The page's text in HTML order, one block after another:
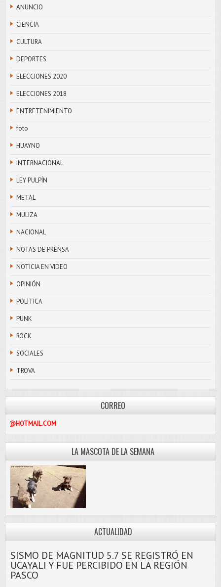
ANUNCIO
CIENCIA
CULTURA
DEPORTES
ELECCIONES 2020
ELECCIONES 2018
ENTRETENIMIENTO
foto
HUAYNO
INTERNACIONAL
LEY PULPÍN
METAL
MULIZA
NACIONAL
NOTAS DE PRENSA
NOTICIA EN VIDEO
OPINIÓN
POLÍTICA
PUNK
ROCK
SOCIALES
TROVA
CORREO
PASCOLIBRE@HOTMAIL.COM
LA MASCOTA DE LA SEMANA
ACTUALIDAD
SISMO DE MAGNITUD 5.7 SE REGISTRÓ EN
UCAYALI Y FUE PERCIBIDO EN LA REGIÓN
PASCO